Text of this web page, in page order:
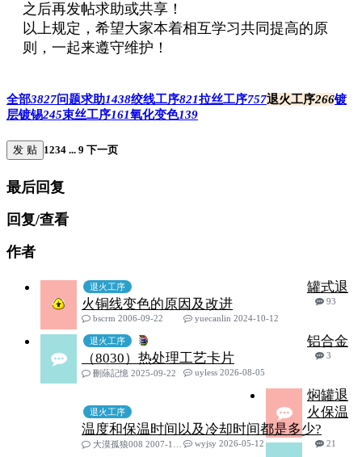
之后再发帖求助或共享！
以上规定，希望大家本着相互学习共同提高的原
则，一起来遵守维护！
全部3827问题求助1438绞线工序821拉丝工序757退火工序266镀
层镀锡245束丝工序161氧化变色139
发 贴 1234 ... 9 下一页
最后回复
回复/查看
作者
退火工序
罐式退
火铜线变色的原因及改进
93
bscrm 2006-09-22
yuecanlin 2024-10-12
退火工序
铝合金
（8030）热处理工艺卡片
3
刪蒢記憶 2025-09-22
uyless 2026-08-05
退火工序
焖罐退
火保温
温度和保温时间以及冷却时间都是多少?
21
大漠孤狼008 2007-11-22 wyjsy 2026-05-12